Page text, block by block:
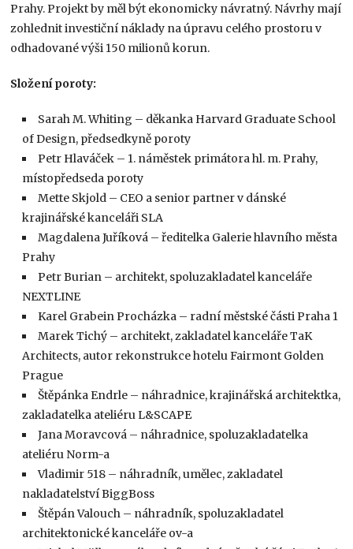
Prahy. Projekt by měl být ekonomicky návratný. Návrhy mají
zohlednit investiční náklady na úpravu celého prostoru v
odhadované výši 150 milionů korun.
Složení poroty:
Sarah M. Whiting – děkanka Harvard Graduate School
of Design, předsedkyně poroty
Petr Hlaváček – 1. náměstek primátora hl. m. Prahy,
místopředseda poroty
Mette Skjold – CEO a senior partner v dánské
krajinářské kanceláři SLA
Magdalena Juříková – ředitelka Galerie hlavního města
Prahy
Petr Burian – architekt, spoluzakladatel kanceláře
NEXTLINE
Karel Grabein Procházka – radní městské části Praha 1
Marek Tichý – architekt, zakladatel kanceláře TaK
Architects, autor rekonstrukce hotelu Fairmont Golden
Prague
Štěpánka Endrle – náhradnice, krajinářská architektka,
zakladatelka ateliéru L&SCAPE
Jana Moravcová – náhradnice, spoluzakladatelka
ateliéru Norm-a
Vladimir 518 – náhradník, umělec, zakladatel
nakladatelství BiggBoss
Štěpán Valouch – náhradník, spoluzakladatel
architektonické kanceláře ov-a